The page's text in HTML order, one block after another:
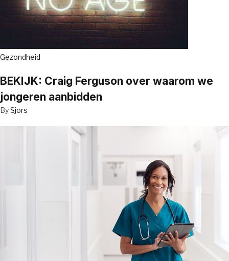
Gezondheid
BEKIJK: Craig Ferguson over waarom we
jongeren aanbidden
BySjors